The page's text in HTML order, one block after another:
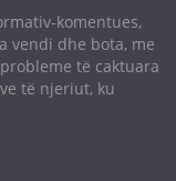
komentues,
vendi dhe bota, me
të caktuara
të njeriut, ku